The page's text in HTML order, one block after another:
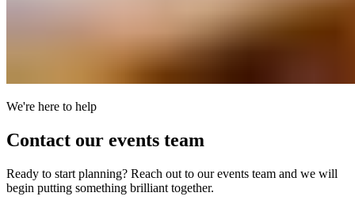
We're here to help​​​​‌ ‍ ​‍​‍‌‍ ‌ ​‍‌‍‍‌‌‍‌ ‌‍‍‌‌‍ ‍​‍​‍​ ‍‍​‍​‍‌ ​ ‌‍​‌‌‍ ‍‌‍‍‌‌ ‌​‌ ‍‌​‍ ‍‌‍‍‌‌‍ ​‍​‍​‍ ​​‍​‍‌‍‍​‌ ​‍‌‍‌‌‌‍‌‍​‍​‍​ ‍‍​‍​‍‌‍‍​‌ ‌​‌ ‌​‌ ​​‌ ​ ​ ‍‍​‍ ​‍ ‌‍ ​​‍ ‌‌‍​‌‌‍ ‍‌‍‌​​‍ ‌‌ ​‍​‍ ‌‌‍‍​‌‍ ‌ ‌​‌‍‌‌‌‍ ​‌ ​ ​‍ ‌‌ ​ ‌ ‌​‌ ‌‌‌‍‌​‌‍‍‌‌‍ ​‍ ‍‌ ‌‍‌‍‌‌‌ ​‍‌‍​ ‌‍‌‌‌‍ ​​‍ ‍‌‍​‌‌ ​​‌ ​​​‍ ‌‍‍‌‌‍ ‍‌ ‌​‌‍‌‌‌‍ ‍‌ ‌​​‍ ‌‍‌‌‌‍‌​‌‍‍‌‌ ‌​​‍ ‌‍ ‌‌‍ ‌‍‌​‌‍‌‌​ ‌‌ ​​‌ ​‍‌‍‌‌‌ ​ ‌‍‌‌‌‍ ‍‌ ‌​‌‍​‌‌ ‌​‌‍‍‌‌‍ ‌‍ ‍​ ‍ ‌‍‍‌‌‍‌​​ ‌‌‍‌​​ ​​‌‍​ ​ ‍​​ ​​​ ​‌​ ‌ ​ ‌‌​‍ ‌​ ​‍​ ‍‌​ ‌‌​ ​ ​‍ ‌​ ‌​​ ​‍‌‍​‌​ ​‌​‍ ‌​ ‍‌​ ‌‌​ ‌‍​ ‌‌​‍ ‌​ ‌‍​ ‍​‌‍‌​​ ​‌​ ‍​‌‍​‍​ ‌‌‌‍‌‌‌‍‌‍​ ‌​​ ​ ‌‍​‍​ ‍ ‌ ‌​‌ ‍‌‌ ​​‌‍‌‌​ ‌‌‍‍​‌‍ ‌ ‌​‌‍‌‌‌‍ ​‌‌​ ‌‍‍‌‌ ‌​‌‍‌‌‌‌​​‌‍​‌‌‍‌ ‌‍‌‌​ ‍ ‌ ​​‌‍​‌‌ ‌​‌‍‍​​ ‌‌ ​​‌‍​‌‌‍‌ ‌‍‌‌‌​​‍‌ ‌‌‌‍‍‌‌‍ ​‌‍‌​‌‍‌‌‌ ​‍​‍‌‌​ ‌‌‌​​‍‌‌ ‌‍‍ ‌‍‌‌‌ ‍‌​‍‌‌​ ​ ‌​‌​​‍‌‌​ ​ ‌​‌​​‍‌‌​ ​‍​ ​‍​ ​‍‌‍‌‍‌‍​‍​ ‍​‌‍‌‌‌‍‌‍‌‍‌‌​ ‌‍‌‍​‌​ ‌‍‌‍​ ​ ‌‌​‍‌‌​ ​‍​ ​‍​‍‌‌​ ‌‌‌​‌​​‍ ‍‌ ​ ‌ ‌‌‌‍​‍‌‍‍​‌‍‌‌‌‍​‌‌‍‌​‌‍‍‌‌‍ ‍‌‍‌ ​ ‌‍​‍‌‍​‌‌ ​ ‌‍‌‌‌‌‌‌‌ ​‍‌‍ ​​ ‌‌‍‍​‌ ‌​‌ ‌​‌ ​​‌ ​ ​‍‌‌​ ​ ‌​​‌​‍‌‌​ ​‍‌​‌‍​‍‌‌​ ​‍‌​‌‍‌‍ ​​‍ ‌‌‍​‌‌‍ ‍‌‍‌​​‍ ‌‌ ​‍​‍ ‌‌‍‍​‌‍ ‌ ‌​‌‍‌‌‌‍ ​‌ ​ ​‍ ‌‌ ​ ‌ ‌​‌ ‌‌‌‍‌​‌‍‍‌‌‍ ​‍ ‍‌ ‌‍‌‍‌‌‌ ​‍‌‍​ ‌‍‌‌‌‍ ​​‍ ‍‌‍​‌‌ ​​‌ ​​​‍‌‍‌‍‍‌‌‍‌​​ ‌‌‍‌​​ ​​‌‍​ ​ ‍​​ ​​​ ​‌​ ‌ ​ ‌‌​‍ ‌​ ​‍​ ‍‌​ ‌‌​ ​ ​‍ ‌​ ‌​​ ​‍‌‍​‌​ ​‌​‍ ‌​ ‍‌​ ‌‌​ ‌‍​ ‌‌​‍ ‌​ ‌‍​ ‍​‌‍‌​​ ​‌​ ‍​‌‍​‍​ ‌‌‌‍‌‌‌‍‌‍​ ‌​​ ​ ‌‍​‍​‍‌‍‌ ‌​‌ ‍‌‌ ​​‌‍‌‌​ ‌‌‍‍​‌‍ ‌ ‌​‌‍‌‌‌‍ ​‌‌​ ‌‍‍‌‌ ‌​‌‍‌‌‌‌​​‌‍​‌‌‍‌ ‌‍‌‌​‍‌‍‌ ​​‌‍​‌‌ ‌​‌‍‍​​ ‌‌ ​​‌‍​‌‌‍‌ ‌‍‌‌‌​​‍‌ ‌‌‌‍‍‌‌‍ ​‌‍‌​‌‍‌‌‌ ​‍​‍‌‌​ ‌‌‌​​‍‌‌ ‌‍‍ ‌‍‌‌‌ ‍‌​‍‌‌​ ​ ‌​‌​​‍‌‌​ ​ ‌​‌​​‍‌‌​ ​‍​ ​‍​ ​‍‌‍‌‍‌‍​‍​ ‍​‌‍‌‌‌‍‌‍‌‍‌‌​ ‌‍‌‍​‌​ ‌‍‌‍​ ​ ‌‌​‍‌‌​ ​‍​ ​‍​‍‌‌​ ‌‌‌​‌​​‍ ‍‌ ​ ‌ ‌‌‌‍​‍‌‍‍​‌‍‌‌‌‍​‌‌‍‌​‌‍‍‌‌‍ ‍‌‍‌ ​‍‌‍‌ ​​‌‍‌‌‌ ​‍‌ ​ ‌ ​​‌‍‌‌‌‍​ ‌ ‌​‌‍‍‌‌ ‌‍‌‍‌‌​ ‌‌ ​​‌ ‌‌‌‍​‍‌‍ ​‌‍‍‌‌ ​ ‌‍‍​‌‍‌‌‌‍‌​​‍​‍‌ ‌
Contact our events team​​​​‌ ‍ ​‍​‍‌‍ ‌ ​‍‌‍‍‌‌‍‌ ‌‍‍‌‌‍ ‍​‍​‍​ ‍‍​‍​‍‌ ​ ‌‍​‌‌‍ ‍‌‍‍‌‌ ‌​‌ ‍‌​‍ ‍‌‍‍‌‌‍ ​‍​‍​‍ ​​‍​‍‌‍‍​‌ ​‍‌‍‌‌‌‍‌‍​‍​‍​ ‍‍​‍​‍‌‍‍​‌ ‌​‌ ‌​‌ ​​‌ ​ ​ ‍‍​‍ ​‍ ‌‍ ​​‍ ‌‌‍​‌‌‍ ‍‌‍‌​​‍ ‌‌ ​‍​‍ ‌‌‍‍​‌‍ ‌ ‌​‌‍‌‌‌‍ ​‌ ​ ​‍ ‌‌ ​ ‌ ‌​‌ ‌‌‌‍‌​‌‍‍‌‌‍ ​‍ ‍‌ ‌‍‌‍‌‌‌ ​‍‌‍​ ‌‍‌‌‌‍ ​​‍ ‍‌‍​‌‌ ​​‌ ​​​‍ ‌‍‍‌‌‍ ‍‌ ‌​‌‍‌‌‌‍ ‍‌ ‌​​‍ ‌‍‌‌‌‍‌​‌‍‍‌‌ ‌​​‍ ‌‍ ‌‌‍ ‌‍‌​‌‍‌‌​ ‌‌ ​​‌ ​‍‌‍‌‌‌ ​ ‌‍‌‌‌‍ ‍‌ ‌​‌‍​‌‌ ‌​‌‍‍‌‌‍ ‌‍ ‍​ ‍ ‌‍‍‌‌‍‌​​ ‌‌‍‌​​ ​​‌‍​ ​ ‍​​ ​​​ ​‌​ ‌ ​ ‌‌​‍ ‌​ ​‍​ ‍‌​ ‌‌​ ​ ​‍ ‌​ ‌​​ ​‍‌‍​‌​ ​‌​‍ ‌​ ‍‌​ ‌‌​ ‌‍​ ‌‌​‍ ‌​ ‌‍​ ‍​‌‍‌​​ ​‌​ ‍​‌‍​‍​ ‌‌‌‍‌‌‌‍‌‍​ ‌​​ ​ ‌‍​‍​ ‍ ‌ ‌​‌ ‍‌‌ ​​‌‍‌‌​ ‌‌‍‍​‌‍ ‌ ‌​‌‍‌‌‌‍ ​‌‌​ ‌‍‍‌‌ ‌​‌‍‌‌‌‌​​‌‍​‌‌‍‌ ‌‍‌‌​ ‍ ‌ ​​‌‍​‌‌ ‌​‌‍‍​​ ‌‌ ​​‌‍​‌‌‍‌ ‌‍‌‌‌​​‍‌ ‌‌‌‍‍‌‌‍ ​‌‍‌​‌‍‌‌‌ ​‍​‍‌‌​ ‌‌‌​​‍‌‌ ‌‍‍ ‌‍‌‌‌ ‍‌​‍‌‌​ ​ ‌​‌​​‍‌‌​ ​ ‌​‌​​‍‌‌​ ​‍​ ​‍​ ​‍‌‍‌‍‌‍​‍​ ‍​‌‍‌‌‌‍‌‍‌‍‌‌​ ‌‍‌‍​‌​ ‌‍‌‍​ ​ ‌‌​‍‌‌​ ​‍​ ​‍​‍‌‌​ ‌‌‌​‌​​‍ ‍‌‍‍​‌‍‌‌‌‍​‌‌‍‌​‌‍‍‌‌‍ ‍‌‍‌ ​ ‌‍​‍‌‍​‌‌ ​ ‌‍‌‌‌‌‌‌‌ ​‍‌‍ ​​ ‌‌‍‍​‌ ‌​‌ ‌​‌ ​​‌ ​ ​‍‌‌​ ​ ‌​​‌​‍‌‌​ ​‍‌​‌‍​‍‌‌​ ​‍‌​‌‍‌‍ ​​‍ ‌‌‍​‌‌‍ ‍‌‍‌​​‍ ‌‌ ​‍​‍ ‌‌‍‍​‌‍ ‌ ‌​‌‍‌‌‌‍ ​‌ ​ ​‍ ‌‌ ​ ‌ ‌​‌ ‌‌‌‍‌​‌‍‍‌‌‍ ​‍ ‍‌ ‌‍‌‍‌‌‌ ​‍‌‍​ ‌‍‌‌‌‍ ​​‍ ‍‌‍​‌‌ ​​‌ ​​​‍‌‍‌‍‍‌‌‍‌​​ ‌‌‍‌​​ ​​‌‍​ ​ ‍​​ ​​​ ​‌​ ‌ ​ ‌‌​‍ ‌​ ​‍​ ‍‌​ ‌‌​ ​ ​‍ ‌​ ‌​​ ​‍‌‍​‌​ ​‌​‍ ‌​ ‍‌​ ‌‌​ ‌‍​ ‌‌​‍ ‌​ ‌‍​ ‍​‌‍‌​​ ​‌​ ‍​‌‍​‍​ ‌‌‌‍‌‌‌‍‌‍​ ‌​​ ​ ‌‍​‍​‍‌‍‌ ‌​‌ ‍‌‌ ​​‌‍‌‌​ ‌‌‍‍​‌‍ ‌ ‌​‌‍‌‌‌‍ ​‌‌​ ‌‍‍‌‌ ‌​‌‍‌‌‌‌​​‌‍​‌‌‍‌ ‌‍‌‌​‍‌‍‌ ​​‌‍​‌‌ ‌​‌‍‍​​ ‌‌ ​​‌‍​‌‌‍‌ ‌‍‌‌‌​​‍‌ ‌‌‌‍‍‌‌‍ ​‌‍‌​‌‍‌‌‌ ​‍​‍‌‌​ ‌‌‌​​‍‌‌ ‌‍‍ ‌‍‌‌‌ ‍‌​‍‌‌​ ​ ‌​‌​​‍‌‌​ ​ ‌​‌​​‍‌‌​ ​‍​ ​‍​ ​‍‌‍‌‍‌‍​‍​ ‍​‌‍‌‌‌‍‌‍‌‍‌‌​ ‌‍‌‍​‌​ ‌‍‌‍​ ​ ‌‌​‍‌‌​ ​‍​ ​‍​‍‌‌​ ‌‌‌​‌​​‍ ‍‌‍‍​‌‍‌‌‌‍​‌‌‍‌​‌‍‍‌‌‍ ‍‌‍‌ ​‍‌‍‌ ​​‌‍‌‌‌ ​‍‌ ​ ‌ ​​‌‍‌‌‌‍​ ‌ ‌​‌‍‍‌‌ ‌‍‌‍‌‌​ ‌‌ ​​‌ ‌‌‌‍​‍‌‍ ​‌‍‍‌‌ ​ ‌‍‍​‌‍‌‌‌‍‌​​‍​‍‌ ‌
Ready to start planning? Reach out to our events team and we will
begin putting something brilliant together.​​​​‌ ‍ ​‍​‍‌‍ ‌ ​‍‌‍‍‌‌‍‌ ‌‍‍‌‌‍ ‍​‍​‍​ ‍‍​‍​‍‌ ​ ‌‍​‌‌‍ ‍‌‍‍‌‌ ‌​‌ ‍‌​‍ ‍‌‍‍‌‌‍ ​‍​‍​‍ ​​‍​‍‌‍‍​‌ ​‍‌‍‌‌‌‍‌‍​‍​‍​ ‍‍​‍​‍‌‍‍​‌ ‌​‌ ‌​‌ ​​‌ ​ ​ ‍‍​‍ ​‍ ‌‍ ​​‍ ‌‌‍​‌‌‍ ‍‌‍‌​​‍ ‌‌ ​‍​‍ ‌‌‍‍​‌‍ ‌ ‌​‌‍‌‌‌‍ ​‌ ​ ​‍ ‌‌ ​ ‌ ‌​‌ ‌‌‌‍‌​‌‍‍‌‌‍ ​‍ ‍‌ ‌‍‌‍‌‌‌ ​‍‌‍​ ‌‍‌‌‌‍ ​​‍ ‍‌‍​‌‌ ​​‌ ​​​‍ ‌‍‍‌‌‍ ‍‌ ‌​‌‍‌‌‌‍ ‍‌ ‌​​‍ ‌‍‌‌‌‍‌​‌‍‍‌‌ ‌​​‍ ‌‍ ‌‌‍ ‌‍‌​‌‍‌‌​ ‌‌ ​​‌ ​‍‌‍‌‌‌ ​ ‌‍‌‌‌‍ ‍‌ ‌​‌‍​‌‌ ‌​‌‍‍‌‌‍ ‌‍ ‍​ ‍ ‌‍‍‌‌‍‌​​ ‌‌‍‌​​ ​​‌‍​ ​ ‍​​ ​​​ ​‌​ ‌ ​ ‌‌​‍ ‌​ ​‍​ ‍‌​ ‌‌​ ​ ​‍ ‌​ ‌​​ ​‍‌‍​‌​ ​‌​‍ ‌​ ‍‌​ ‌‌​ ‌‍​ ‌‌​‍ ‌​ ‌‍​ ‍​‌‍‌​​ ​‌​ ‍​‌‍​‍​ ‌‌‌‍‌‌‌‍‌‍​ ‌​​ ​ ‌‍​‍​ ‍ ‌ ‌​‌ ‍‌‌ ​​‌‍‌‌​ ‌‌‍‍​‌‍ ‌ ‌​‌‍‌‌‌‍ ​‌‌​ ‌‍‍‌‌ ‌​‌‍‌‌‌‌​​‌‍​‌‌‍‌ ‌‍‌‌​ ‍ ‌ ​​‌‍​‌‌ ‌​‌‍‍​​ ‌‌ ​​‌‍​‌‌‍‌ ‌‍‌‌‌​​‍‌ ‌‌‌‍‍‌‌‍ ​‌‍‌​‌‍‌‌‌ ​‍​‍‌‌​ ‌‌‌​​‍‌‌ ‌‍‍ ‌‍‌‌‌ ‍‌​‍‌‌​ ​ ‌​‌​​‍‌‌​ ​ ‌​‌​​‍‌‌​ ​‍​ ​‍​ ​‍‌‍‌‍‌‍​‍​ ‍​‌‍‌‌‌‍‌‍‌‍‌‌​ ‌‍‌‍​‌​ ‌‍‌‍​ ​ ‌‌​‍‌‌​ ​‍​ ​‍​‍‌‌​ ‌‌‌​‌​​‍ ‍‌‍​‍‌‍ ‌‍‌​‌ ‍‌​‍‌‌​ ‌‌‌​​‍‌‌ ‌‍‍ ‌‍‌‌‌ ‍‌​‍‌‌​ ​ ‌​‌​​‍‌‌​ ​ ‌​‌​​‍‌‌​ ​‍​ ​‍​ ‍‌‌‍‌​​ ‍‌‌‍​‍​ ​ ​ ​​​ ‍‌​ ‌ ‌‍​‌‌‍​ ‌‍​‍​ ‌‌​‍‌‌​ ​‍​ ​‍​‍‌‌​ ‌‌‌​‌​​‍ ‍‌‍​ ‌‍‍​‌‍‍‌‌‍ ​‌‍‌​‌ ​‍‌‍‌‌‌‍ ‍​‍‌‌​ ‌‌‌​​‍‌‌ ‌‍‍ ‌‍‌‌‌ ‍‌​‍‌‌​ ​ ‌​‌​​‍‌‌​ ​ ‌​‌​​‍‌‌​ ​‍​ ​‍​ ​​​ ‍‌‌‍‌​‌‍​‍​ ‍​​ ​​​ ‌​‌‍​‍‌‍​ ‌‍​‍​ ‍‌‌‍​‌​‍‌‌​ ​‍​ ​‍​‍‌‌​ ‌‌‌​‌​​‍ ‍‌ ‌​‌‍‌‌‌ ‍​‌ ‌​​ ‌‍​‍‌‍​‌‌ ​ ‌‍‌‌‌‌‌‌‌ ​‍‌‍ ​​ ‌‌‍‍​‌ ‌​‌ ‌​‌ ​​‌ ​ ​‍‌‌​ ​ ‌​​‌​‍‌‌​ ​‍‌​‌‍​‍‌‌​ ​‍‌​‌‍‌‍ ​​‍ ‌‌‍​‌‌‍ ‍‌‍‌​​‍ ‌‌ ​‍​‍ ‌‌‍‍​‌‍ ‌ ‌​‌‍‌‌‌‍ ​‌ ​ ​‍ ‌‌ ​ ‌ ‌​‌ ‌‌‌‍‌​‌‍‍‌‌‍ ​‍ ‍‌ ‌‍‌‍‌‌‌ ​‍‌‍​ ‌‍‌‌‌‍ ​​‍ ‍‌‍​‌‌ ​​‌ ​​​‍‌‍‌‍‍‌‌‍‌​​ ‌‌‍‌​​ ​​‌‍​ ​ ‍​​ ​​​ ​‌​ ‌ ​ ‌‌​‍ ‌​ ​‍​ ‍‌​ ‌‌​ ​ ​‍ ‌​ ‌​​ ​‍‌‍​‌​ ​‌​‍ ‌​ ‍‌​ ‌‌​ ‌‍​ ‌‌​‍ ‌​ ‌‍​ ‍​‌‍‌​​ ​‌​ ‍​‌‍​‍​ ‌‌‌‍‌‌‌‍‌‍​ ‌​​ ​ ‌‍​‍​‍‌‍‌ ‌​‌ ‍‌‌ ​​‌‍‌‌​ ‌‌‍‍​‌‍ ‌ ‌​‌‍‌‌‌‍ ​‌‌​ ‌‍‍‌‌ ‌​‌‍‌‌‌‌​​‌‍​‌‌‍‌ ‌‍‌‌​‍‌‍‌ ​​‌‍​‌‌ ‌​‌‍‍​​ ‌‌ ​​‌‍​‌‌‍‌ ‌‍‌‌‌​​‍‌ ‌‌‌‍‍‌‌‍ ​‌‍‌​‌‍‌‌‌ ​‍​‍‌‌​ ‌‌‌​​‍‌‌ ‌‍‍ ‌‍‌‌‌ ‍‌​‍‌‌​ ​ ‌​‌​​‍‌‌​ ​ ‌​‌​​‍‌‌​ ​‍​ ​‍​ ​‍‌‍‌‍‌‍​‍​ ‍​‌‍‌‌‌‍‌‍‌‍‌‌​ ‌‍‌‍​‌​ ‌‍‌‍​ ​ ‌‌​‍‌‌​ ​‍​ ​‍​‍‌‌​ ‌‌‌​‌​​‍ ‍‌‍​‍‌‍ ‌‍‌​‌ ‍‌​‍‌‌​ ‌‌‌​​‍‌‌ ‌‍‍ ‌‍‌‌‌ ‍‌​‍‌‌​ ​ ‌​‌​​‍‌‌​ ​ ‌​‌​​‍‌‌​ ​‍​ ​‍​ ‍‌‌‍‌​​ ‍‌‌‍​‍​ ​ ​ ​​​ ‍‌​ ‌ ‌‍​‌‌‍​ ‌‍​‍​ ‌‌​‍‌‌​ ​‍​ ​‍​‍‌‌​ ‌‌‌​‌​​‍ ‍‌‍​ ‌‍‍​‌‍‍‌‌‍ ​‌‍‌​‌ ​‍‌‍‌‌‌‍ ‍​‍‌‌​ ‌‌‌​​‍‌‌ ‌‍‍ ‌‍‌‌‌ ‍‌​‍‌‌​ ​ ‌​‌​​‍‌‌​ ​ ‌​‌​​‍‌‌​ ​‍​ ​‍​ ​​​ ‍‌‌‍‌​‌‍​‍​ ‍​​ ​​​ ‌​‌‍​‍‌‍​ ‌‍​‍​ ‍‌‌‍​‌​‍‌‌​ ​‍​ ​‍​‍‌‌​ ‌‌‌​‌​​‍ ‍‌ ‌​‌‍‌‌‌ ‍​‌ ‌​​‍‌‍‌ ​​‌‍‌‌‌ ​‍‌ ​ ‌ ​​‌‍‌‌‌‍​ ‌ ‌​‌‍‍‌‌ ‌‍‌‍‌‌​ ‌‌ ​​‌ ‌‌‌‍​‍‌‍ ​‌‍‍‌‌ ​ ‌‍‍​‌‍‌‌‌‍‌​​‍​‍‌ ‌